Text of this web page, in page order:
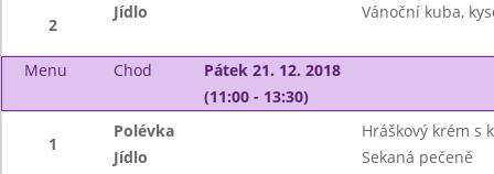
2
Jídlo Vánoční kuba,
Menu Chod
Pátek 21. 12. 2018
(11:00 - 13:30)
1
Polévka
Hráškový krém s
Jídlo
Sekaná pečeně